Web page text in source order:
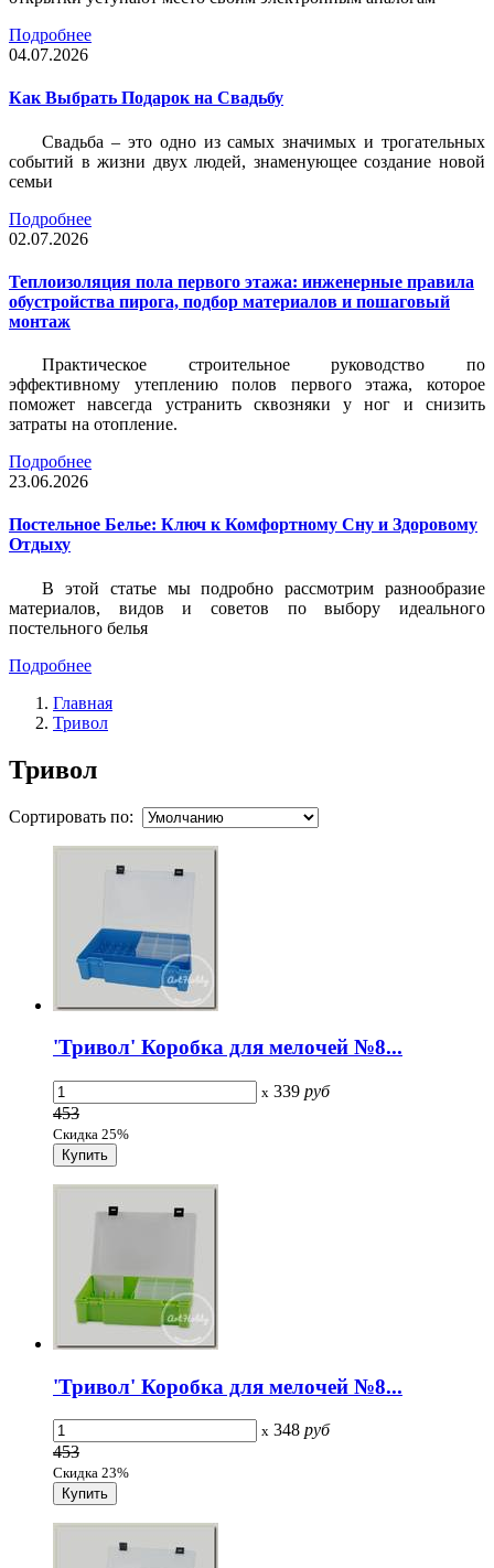
Подробнее
04.07.2026
Как Выбрать Подарок на Свадьбу
Свадьба – это одно из самых значимых и трогательных
событий в жизни двух людей, знаменующее создание новой
семьи
Подробнее
02.07.2026
Теплоизоляция пола первого этажа: инженерные правила
обустройства пирога, подбор материалов и пошаговый
монтаж
Практическое строительное руководство по
эффективному утеплению полов первого этажа, которое
поможет навсегда устранить сквозняки у ног и снизить
затраты на отопление.
Подробнее
23.06.2026
Постельное Белье: Ключ к Комфортному Сну и Здоровому
Отдыху
В этой статье мы подробно рассмотрим разнообразие
материалов, видов и советов по выбору идеального
постельного белья
Подробнее
Главная
Тривол
Тривол
Сортировать по:
'Тривол' Коробка для мелочей №8...
x 339 руб
453
Скидка 25%
'Тривол' Коробка для мелочей №8...
x 348 руб
453
Скидка 23%